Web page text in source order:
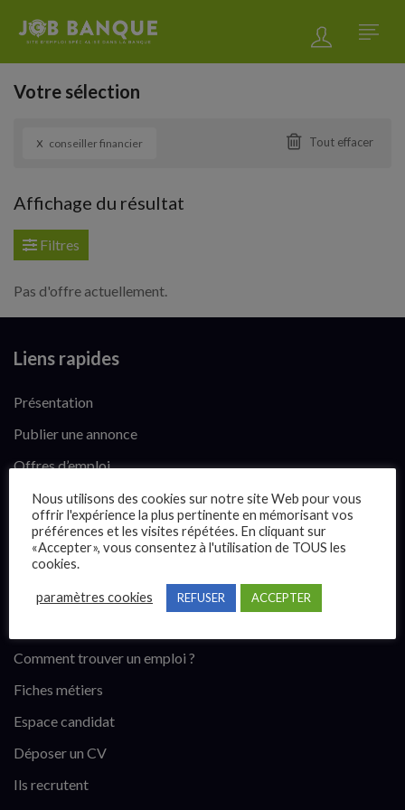
Votre sélection
x conseiller financier Tout effacer
Affichage du résultat
Filtres
Pas d'offre actuellement.
Liens rapides
Présentation
Publier une annonce
Offres d’emploi
Questions fréquentes
Blog
Contact
Comment trouver un emploi ?
Fiches métiers
Espace candidat
Déposer un CV
Ils recrutent
Nous utilisons des cookies sur notre site Web pour vous
offrir l'expérience la plus pertinente en mémorisant vos
préférences et les visites répétées. En cliquant sur
«Accepter», vous consentez à l'utilisation de TOUS les
cookies.
paramètres cookies REFUSER ACCEPTER